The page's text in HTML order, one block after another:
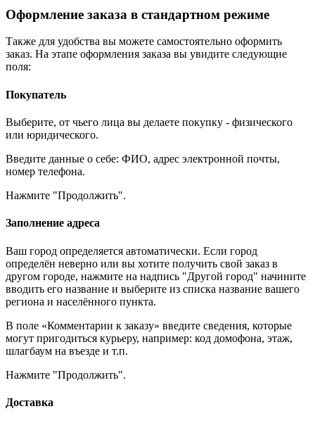
Оформление заказа в стандартном режиме
Также для удобства вы можете самостоятельно оформить
заказ. На этапе оформления заказа вы увидите следующие
поля:
Покупатель
Выберите, от чьего лица вы делаете покупку - физического
или юридического.
Введите данные о себе: ФИО, адрес электронной почты,
номер телефона.
Нажмите "Продолжить".
Заполнение адреса
Ваш город определяется автоматически. Если город
определён неверно или вы хотите получить свой заказ в
другом городе, нажмите на надпись "Другой город" начините
вводить его название и выберите из списка название вашего
региона и населённого пункта.
В поле «Комментарии к заказу» введите сведения, которые
могут пригодиться курьеру, например: код домофона, этаж,
шлагбаум на въезде и т.п.
Нажмите "Продолжить".
Доставка